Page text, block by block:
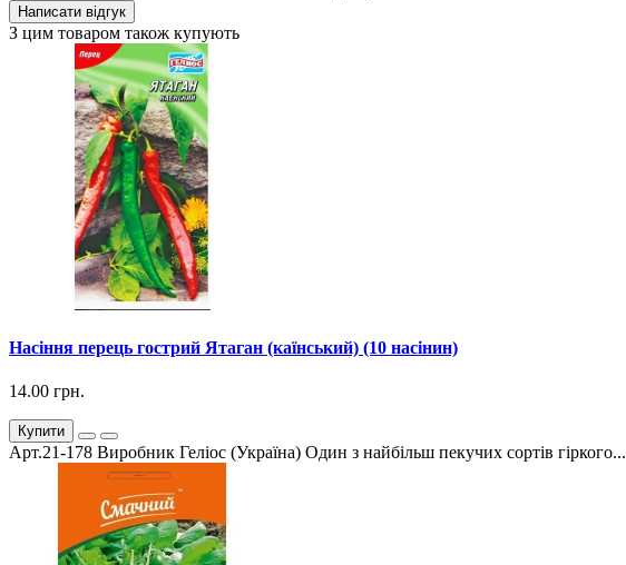
Написати відгук
З цим товаром також купують
Насіння перець гострий Ятаган (каїнський) (10 насінин)
14.00 грн.
Купити
Арт.21-178 Виробник Геліос (Україна) Один з найбільш пекучих сортів гіркого...